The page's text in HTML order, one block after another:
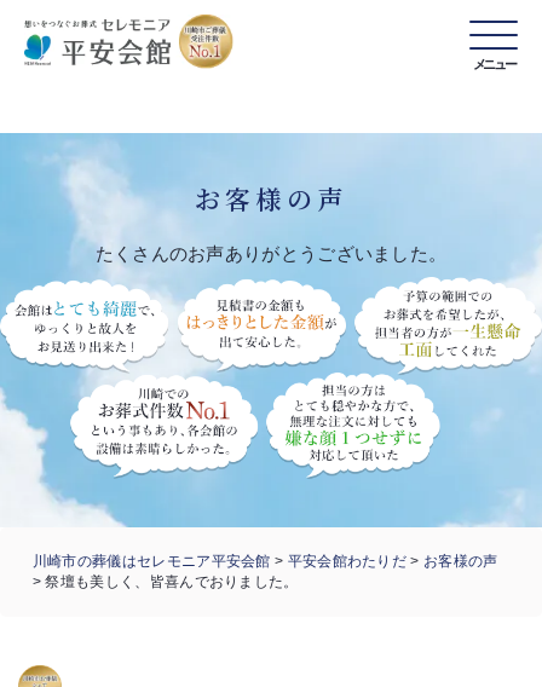
メニュー
お客様の声
たくさんのお声ありがとうございました。
川崎市の葬儀はセレモニア平安会館 > 平安会館わたりだ > お客様の声
>祭壇も美しく、皆喜んでおりました。